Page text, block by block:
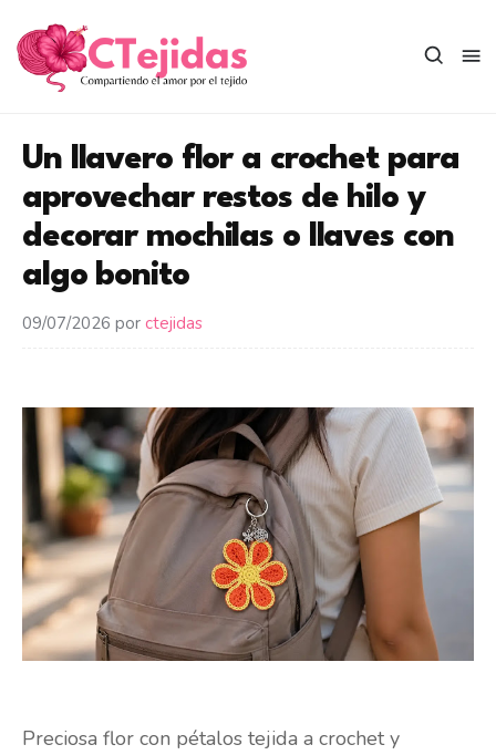
contenido
Un llavero flor a crochet para
aprovechar restos de hilo y
decorar mochilas o llaves con
algo bonito
09/07/2026 por ctejidas
Preciosa flor con pétalos tejida a crochet y